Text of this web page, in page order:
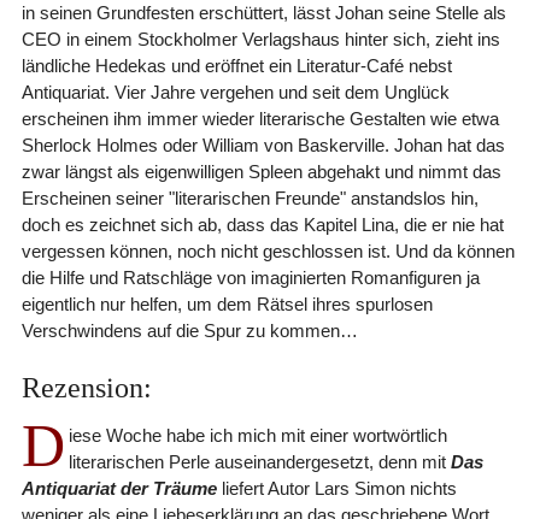
in seinen Grundfesten erschüttert, lässt Johan seine Stelle als
CEO in einem Stockholmer Verlagshaus hinter sich, zieht ins
ländliche Hedekas und eröffnet ein Literatur-Café nebst
Antiquariat. Vier Jahre vergehen und seit dem Unglück
erscheinen ihm immer wieder literarische Gestalten wie etwa
Sherlock Holmes oder William von Baskerville. Johan hat das
zwar längst als eigenwilligen Spleen abgehakt und nimmt das
Erscheinen seiner "literarischen Freunde" anstandslos hin,
doch es zeichnet sich ab, dass das Kapitel Lina, die er nie hat
vergessen können, noch nicht geschlossen ist. Und da können
die Hilfe und Ratschläge von imaginierten Romanfiguren ja
eigentlich nur helfen, um dem Rätsel ihres spurlosen
Verschwindens auf die Spur zu kommen…
Rezension:
D iese Woche habe ich mich mit einer wortwörtlich
literarischen Perle auseinandergesetzt, denn mit Das
Antiquariat der Träumeliefert Autor Lars Simon nichts